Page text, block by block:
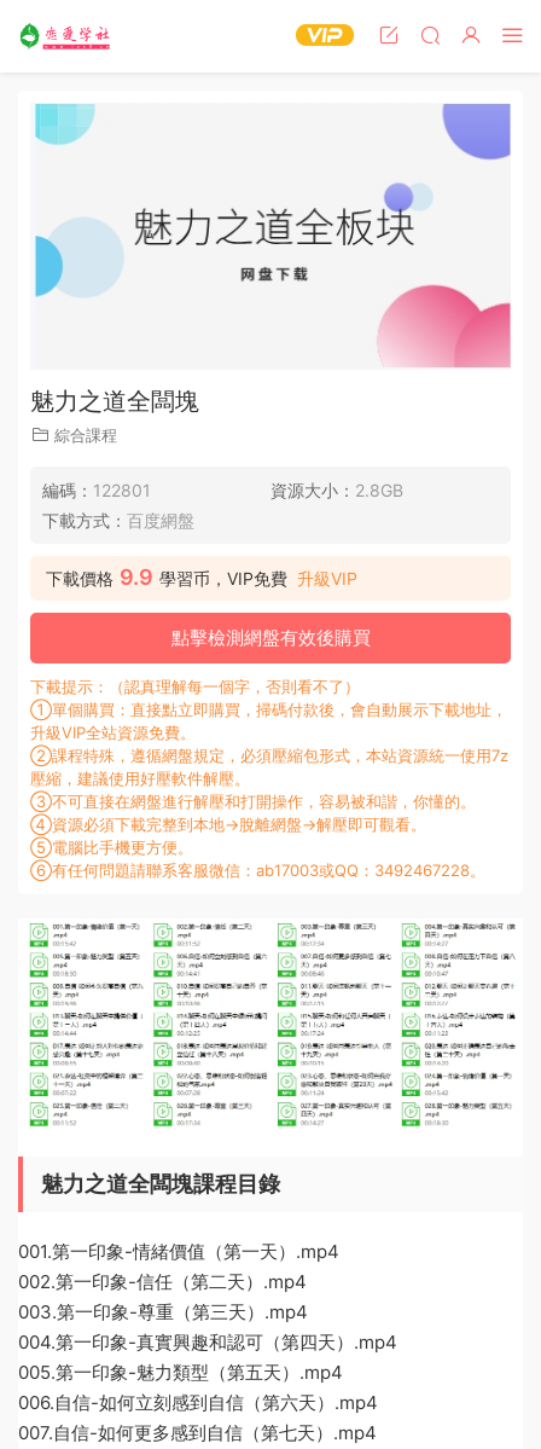
魅力之道全闆塊
綜合課程
編碼： 122801 資源大小： 2.8GB
下載方式： 百度網盤
下載價格 9.9 學習币，VIP免費 升級VIP
點擊檢測網盤有效後購買
下載提示：（認真理解每一個字，否則看不了）
①單個購買：直接點立即購買，掃碼付款後，會自動展示下載地址，
升級VIP全站資源免費。
②課程特殊，遵循網盤規定，必須壓縮包形式，本站資源統一使用7z
壓縮，建議使用好壓軟件解壓。
③不可直接在網盤進行解壓和打開操作，容易被和諧，你懂的。
④資源必須下載完整到本地→脫離網盤→解壓即可觀看。
⑤電腦比手機更方便。
⑥有任何問題請聯系客服微信：ab17003或QQ：3492467228。
魅力之道全闆塊課程目錄
001.第一印象-情緒價值（第一天）.mp4
002.第一印象-信任（第二天）.mp4
003.第一印象-尊重（第三天）.mp4
004.第一印象-真實興趣和認可（第四天）.mp4
005.第一印象-魅力類型（第五天）.mp4
006.自信-如何立刻感到自信（第六天）.mp4
007.自信-如何更多感到自信（第七天）.mp4